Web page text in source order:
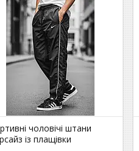
чоловічі штани
із плащівки